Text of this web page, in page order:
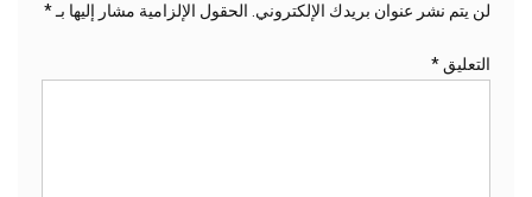
لن يتم نشر عنوان بريدك الإلكتروني. الحقول الإلزامية مشار إليها بـ*
التعليق *